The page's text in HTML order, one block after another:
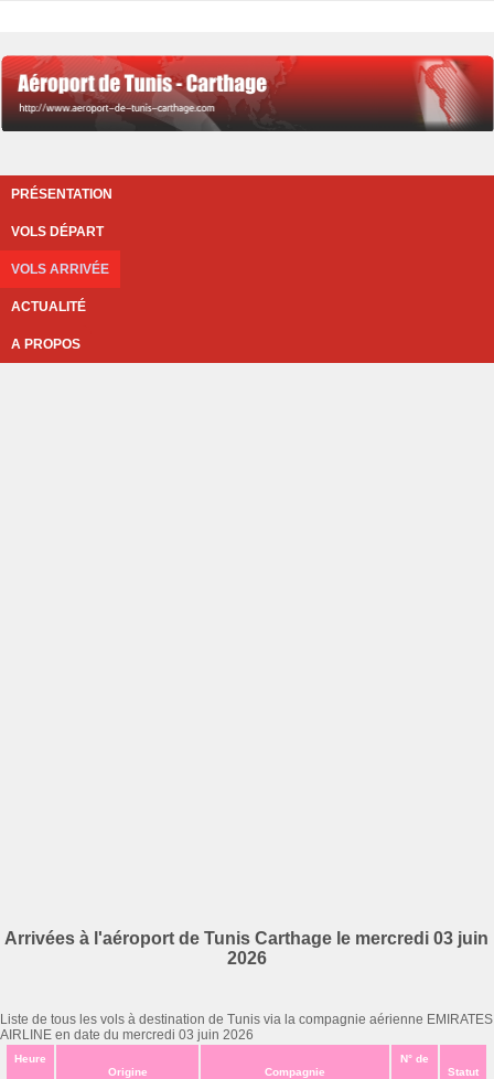
PRÉSENTATION
VOLS DÉPART
VOLS ARRIVÉE
ACTUALITÉ
A PROPOS
Arrivées à l'aéroport de Tunis Carthage le mercredi 03 juin
2026
Liste de tous les vols à destination de Tunis via la compagnie aérienne EMIRATES
AIRLINE en date du mercredi 03 juin 2026
Heure
Origine Compagnie
N° de
Statut